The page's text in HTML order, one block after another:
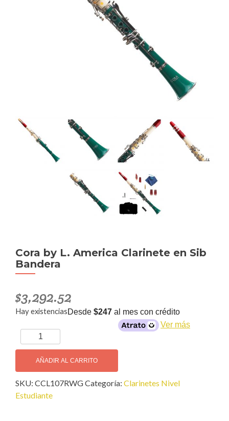
Cora by L. America Clarinete en Sib
Bandera
$3,292.52
Hay existencias
by
America
Clarinete
en
AÑADIR AL CARRITO
Desde $247 al mes con crédito
Ver más
SKU: CCL107RWGCategoría: Clarinetes Nivel
Estudiante